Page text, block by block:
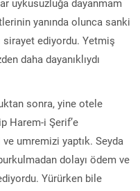
yanında olunca sanki
sirayet ediyordu. Yetmiş
daha dayanıklıydı
sonra, yine otele
Harem-i Şerif’e
umremizi yaptık. Seyda
dolayı ödem ve
Yürürken bile